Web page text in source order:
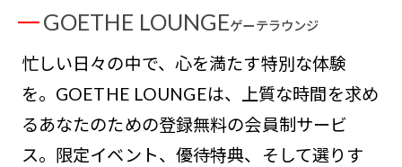
GOETHE LOUNGEゲーテラウンジ
忙しい日々の中で、心を満たす特別な体験
を。GOETHE LOUNGEは、上質な時間を求め
るあなたのための登録無料の会員制サービ
ス。限定イベント、優待特典、そして選りす